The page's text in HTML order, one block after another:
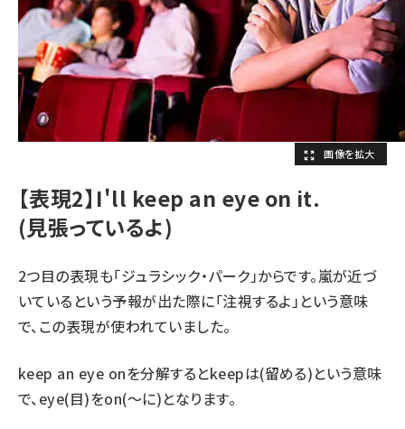
【表現2】I'll keep an eye on it.
(見張っているよ)
2つ目の表現も「ジュラシック・パーク」からです。嵐が近づ
いているという予報が出た際に「注視するよ」という意味
で、この表現が使われていました。
keep an eye onを分解するとkeepは(留める)という意味
で、eye(目)をon(〜に)となります。